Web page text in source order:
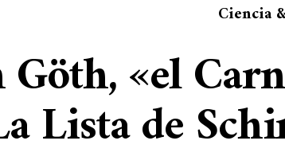
Ciencia
«el
Lista de